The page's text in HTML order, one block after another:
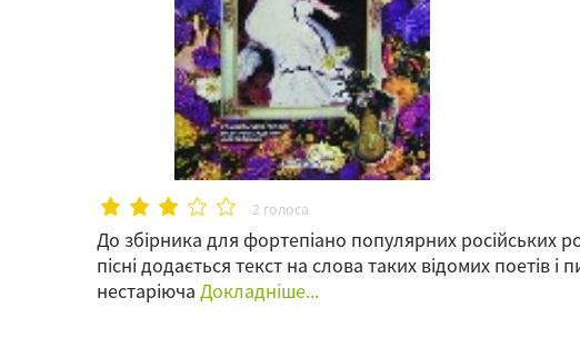
2 голоса
До збірника для фортепіано популярних російських
пісні додається текст на слова таких відомих поетів
нестаріюча Докладніше...